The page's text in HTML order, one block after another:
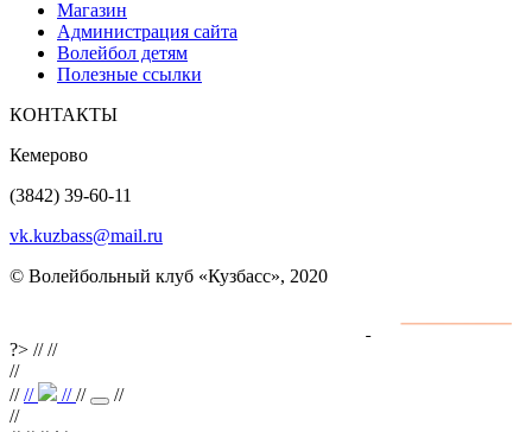
Магазин
Администрация сайта
Волейбол детям
Полезные ссылки
КОНТАКТЫ
Кемерово
(3842) 39-60-11
vk.kuzbass@mail.ru
© Волейбольный клуб «Кузбасс», 2020
?> ////
//
//// ////
//
//